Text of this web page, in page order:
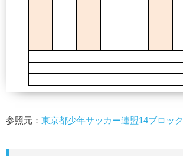
参照元： 東京都少年サッカー連盟14ブロック